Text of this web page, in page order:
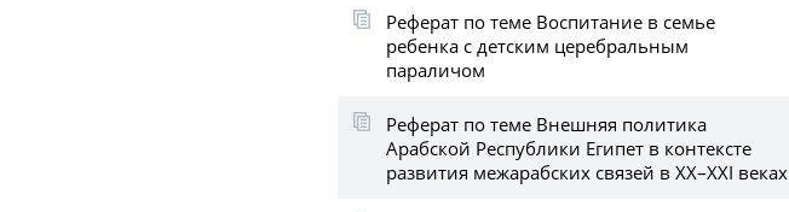
Реферат по теме Воспитание в семье
ребенка с детским церебральным
параличом
Реферат по теме Внешняя политика
Арабской Республики Египет в контексте
развития межарабских связей в XX–XXI веках